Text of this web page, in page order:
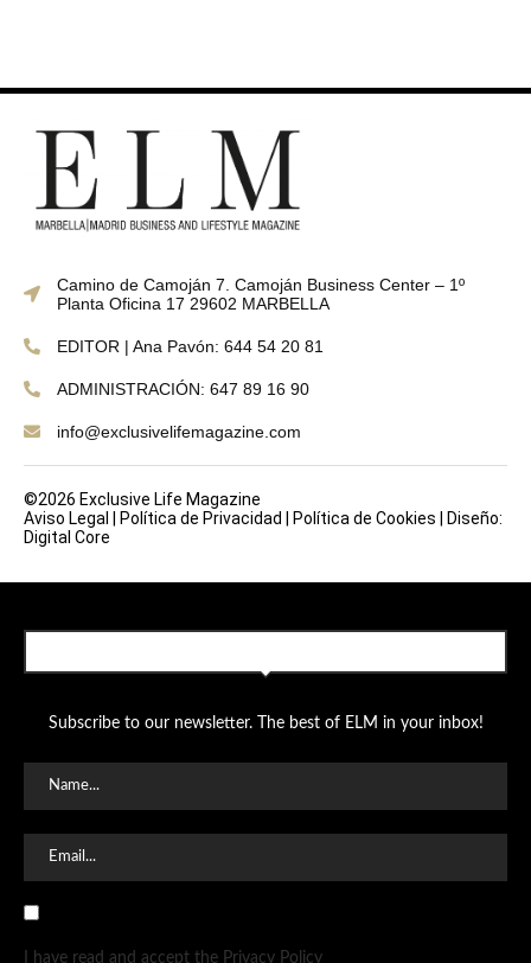
Camino de Camoján 7. Camoján Business Center – 1º
Planta Oficina 17 29602 MARBELLA
EDITOR | Ana Pavón: 644 54 20 81
ADMINISTRACIÓN: 647 89 16 90
info@exclusivelifemagazine.com
©2026 Exclusive Life Magazine
Aviso Legal
Política de Privacidad Política de Cookies
Diseño:
Digital Core
Subscribe to our newsletter. The best of ELM in your inbox!
I have read and accept the Privacy Policy